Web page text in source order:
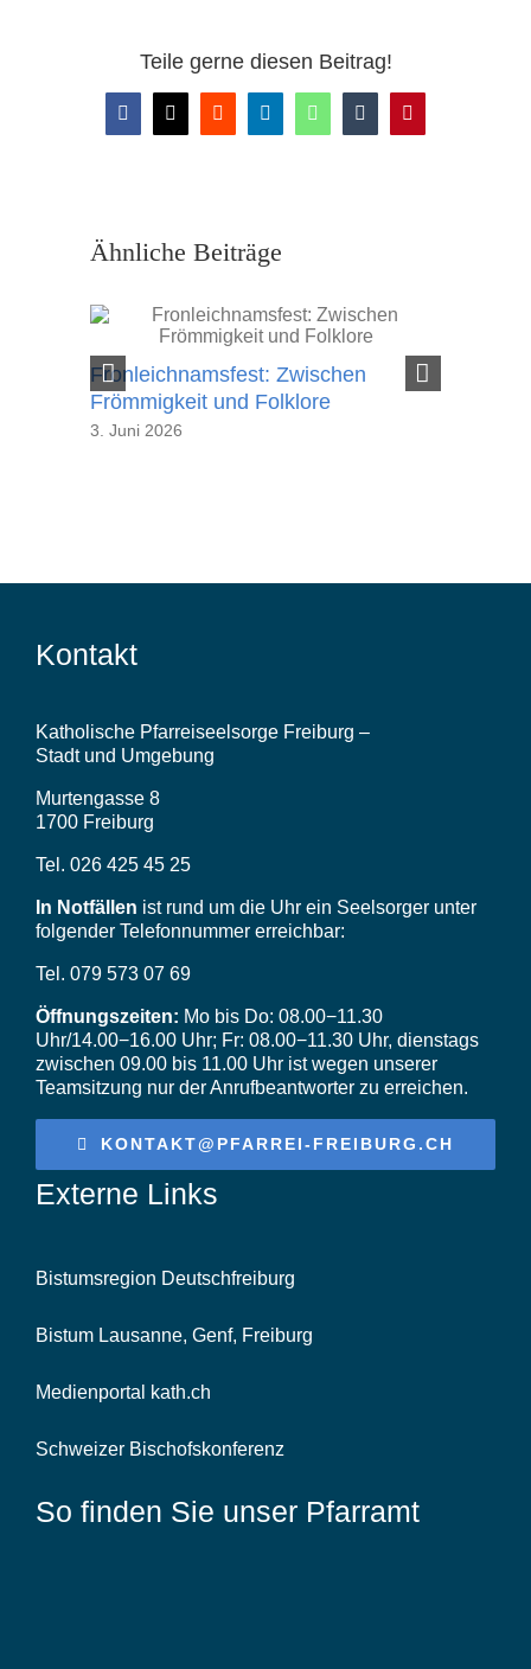
Teile gerne diesen Beitrag!
Facebook
X RedditLinkedInWhatsAppTumblrPinterest
Ähnliche Beiträge
Fronleichnamsfest: Zwischen
Frömmigkeit und Folklore
3. Juni 2026
Kontakt
Katholische Pfarreiseelsorge Freiburg –
Stadt und Umgebung
Murtengasse 8
1700 Freiburg
Tel. 026 425 45 25
In Notfällen ist rund um die Uhr ein Seelsorger unter
folgender Telefonnummer erreichbar:
Tel. 079 573 07 69
Öffnungszeiten: Mo bis Do: 08.00−11.30
Uhr/14.00−16.00 Uhr; Fr: 08.00−11.30 Uhr, dienstags
zwischen 09.00 bis 11.00 Uhr ist wegen unserer
Teamsitzung nur der Anrufbeantworter zu erreichen.
KONTAKT@PFARREI-FREIBURG.CH
Externe Links
Bistumsregion Deutschfreiburg
Bistum Lausanne, Genf, Freiburg
Medienportal kath.ch
Schweizer Bischofskonferenz
So finden Sie unser Pfarramt